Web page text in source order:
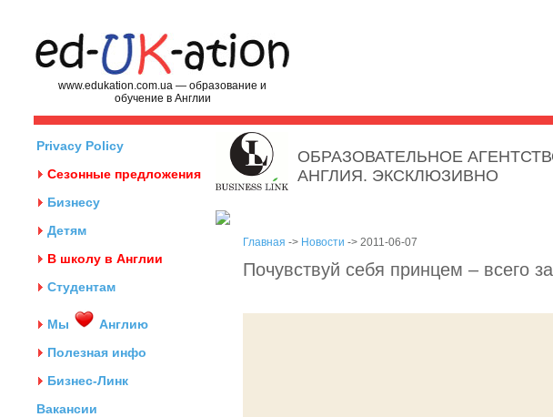
www.edukation.com.ua — образование и
обучение в Англии
Privacy Policy
Сезонные предложения
Бизнесу
Детям
В школу в Англии
Студентам
Мы
Англию
Полезная инфо
Бизнес-Линк
Вакансии
ОБРАЗОВАТЕЛЬНОЕ
АНГЛИЯ. ЭКСКЛЮЗИВНО
Главная -> Новости -> 2011-06-07
Почувствуй себя принцем – всего